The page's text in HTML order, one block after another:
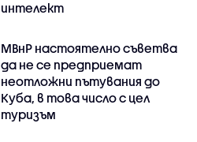
интелект
МВнР настоятелно съветва
да не се предприемат
неотложни пътувания до
Куба, в това число с цел
туризъм